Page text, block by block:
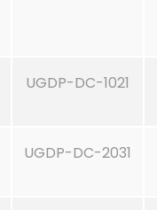
UGDP-DC-1021
UGDP-DC-2031